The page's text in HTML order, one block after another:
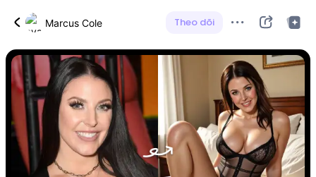
Marcus Cole Theo dõi